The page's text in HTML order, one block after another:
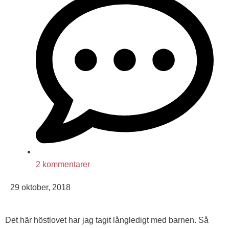
2 kommentarer
29 oktober, 2018
Det här höstlovet har jag tagit långledigt med barnen. Så